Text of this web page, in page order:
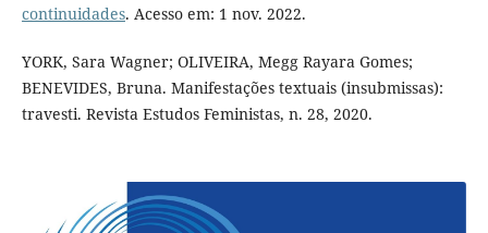
continuidades. Acesso em: 1 nov. 2022.
YORK, Sara Wagner; OLIVEIRA, Megg Rayara Gomes;
BENEVIDES, Bruna. Manifestações textuais (insubmissas):
travesti. Revista Estudos Feministas, n. 28, 2020.